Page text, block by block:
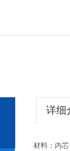
详细
材料：内